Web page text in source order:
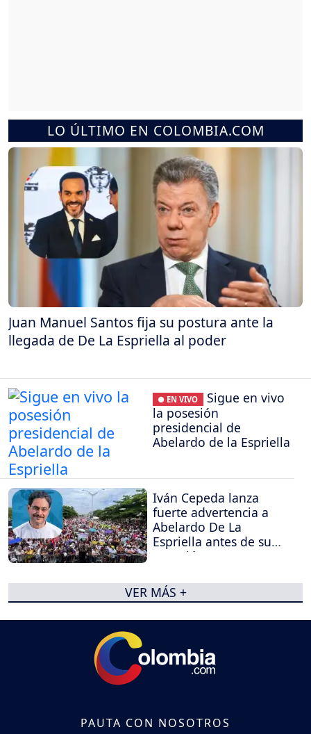
LO ÚLTIMO EN COLOMBIA.COM
Juan Manuel Santos fija su postura ante la
llegada de De La Espriella al poder
● EN VIVO
Sigue en vivo
la posesión
presidencial de
Abelardo de la Espriella
Iván Cepeda lanza
fuerte advertencia a
Abelardo De La
Espriella antes de su
posesión
VER MÁS +
PAUTA CON NOSOTROS